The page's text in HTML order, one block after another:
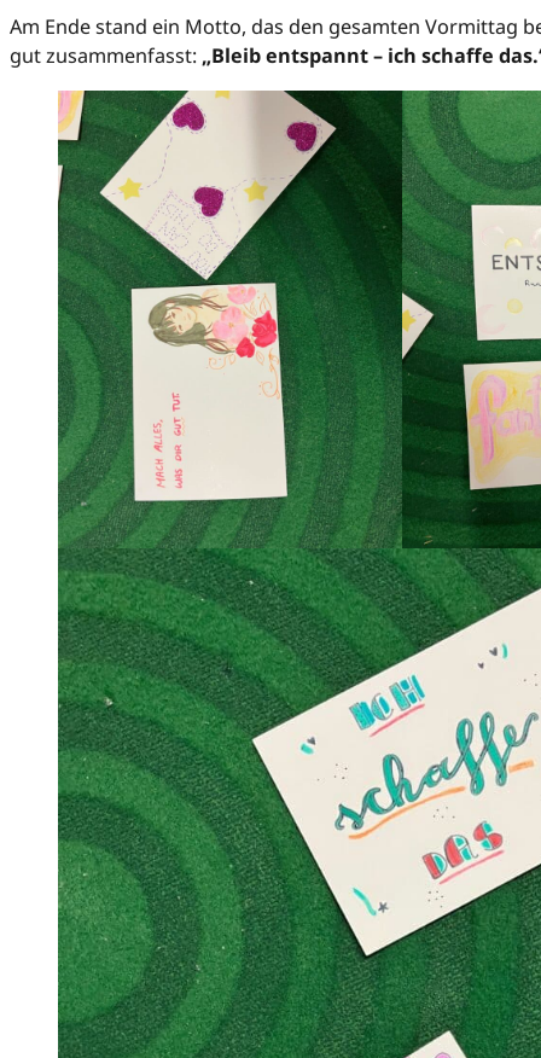
Am Ende stand ein Motto, das den gesamten Vormittag
gut zusammenfasst: „Bleib entspannt – ich schaffe